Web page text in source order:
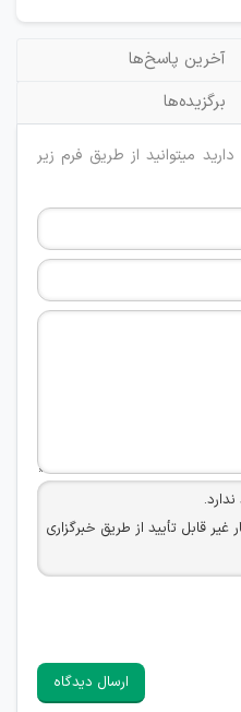
آخرین پاسخ‌ها
برگزیده‌ها
میتوانید از طریق فرم زیر
غیر قابل تأیید از طریق خبرگزاری
ندارد.
هر طریقی قصد مأیوس کردن
سایر افراد (مسئول و غیر مسئول)
ارسال دیدگاه